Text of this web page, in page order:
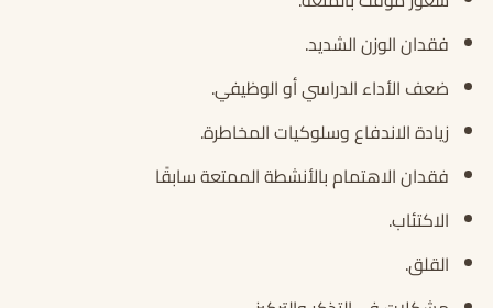
فقدان الوزن الشديد.
ضعف الأداء الدراسي أو الوظيفي.
زيادة الاندفاع وسلوكيات المخاطرة.
فقدان الاهتمام بالأنشطة الممتعة سابقًا
الاكتئاب.
القلق.